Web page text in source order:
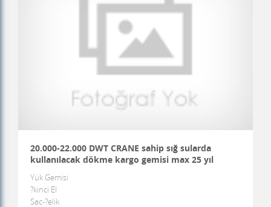
20.000-22.000 DWT CRANE sahip sığ sularda
kullanılacak dökme kargo gemisi max 25 yıl
Yük Gemisi
?kinci El
Sac-?elik